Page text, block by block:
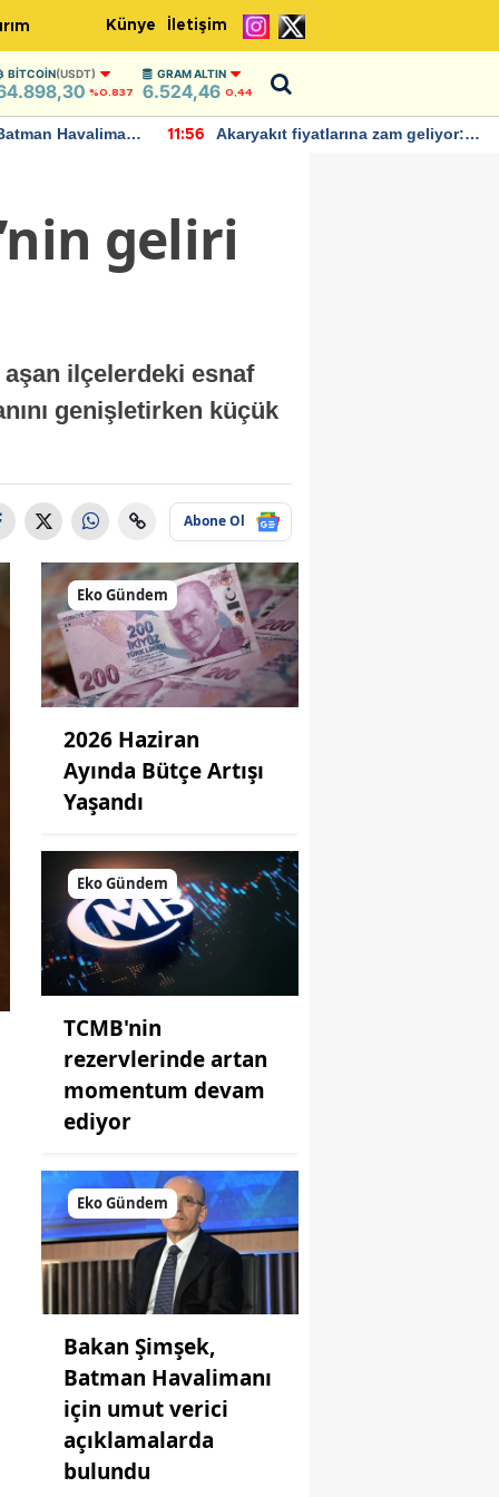
Künye İletişim
BITCOIN(USDT)
%0.837
GRAM ALTIN
6.524,46 0,44
Havalimanı
11:56
Akaryakıt fiyatlarına zam geliyor:
geliri
aşan ilçelerdeki esnaf
genişletirken küçük
Abone Ol
Eko Gündem
2026 Haziran
Ayında Bütçe Artışı
Yaşandı
Eko Gündem
TCMB'nin
rezervlerinde artan
momentum devam
ediyor
Eko Gündem
Bakan Şimşek,
Batman Havalimanı
için umut verici
açıklamalarda
bulundu